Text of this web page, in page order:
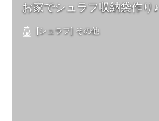
お家でシュラフ収納袋作り♪
[シュラフ] その他